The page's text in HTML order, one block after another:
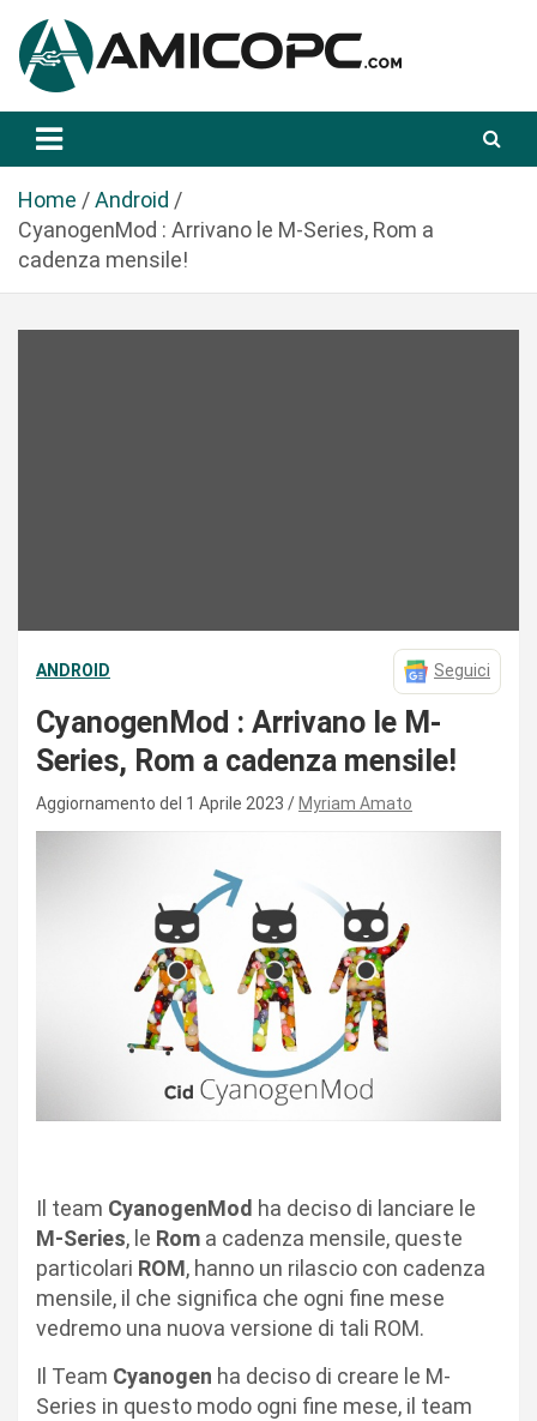
a
Amicopc.com
Home
Android
CyanogenMod : Arrivano le M-Series, Rom a
cadenza mensile!
ANDROID Seguici
CyanogenMod : Arrivano le M-
Series, Rom a cadenza mensile!
Aggiornamento del 1 Aprile 2023 Myriam Amato
Il team CyanogenMod ha deciso di lanciare le
M-Series, le Rom a cadenza mensile, queste
particolari ROM, hanno un rilascio con cadenza
mensile, il che significa che ogni fine mese
vedremo una nuova versione di tali ROM.
Il Team Cyanogen ha deciso di creare le M-
Series in questo modo ogni fine mese, il team